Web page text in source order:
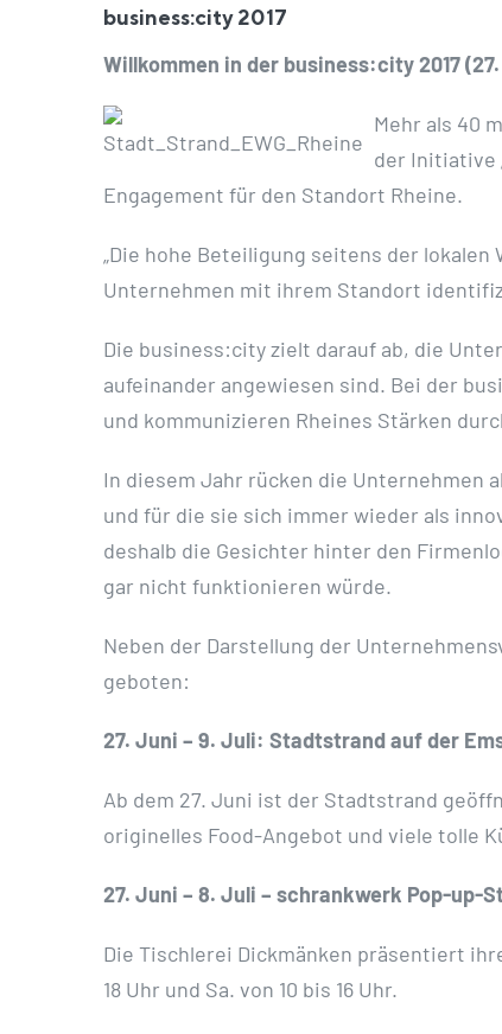
grösseres
Bild
business:city 2017
Willkommen in der business:city 2017
Mehr als 40
der Initiative
Engagement für den Standort Rheine.
„Die hohe Beteiligung seitens der
Unternehmen mit ihrem Standort
Die business:city zielt darauf ab, die
aufeinander angewiesen sind. Bei der
und kommunizieren Rheines Stärken
In diesem Jahr rücken die Unternehmen
und für die sie sich immer wieder als
deshalb die Gesichter hinter den
gar nicht funktionieren würde.
Neben der Darstellung der
geboten:
27. Juni – 9. Juli: Stadtstrand auf der
Ab dem 27. Juni ist der Stadtstrand
originelles Food-Angebot und viele tolle
27. Juni – 8. Juli – schrankwerk Pop-up-
Die Tischlerei Dickmänken präsentiert
18 Uhr und Sa. von 10 bis 16 Uhr.